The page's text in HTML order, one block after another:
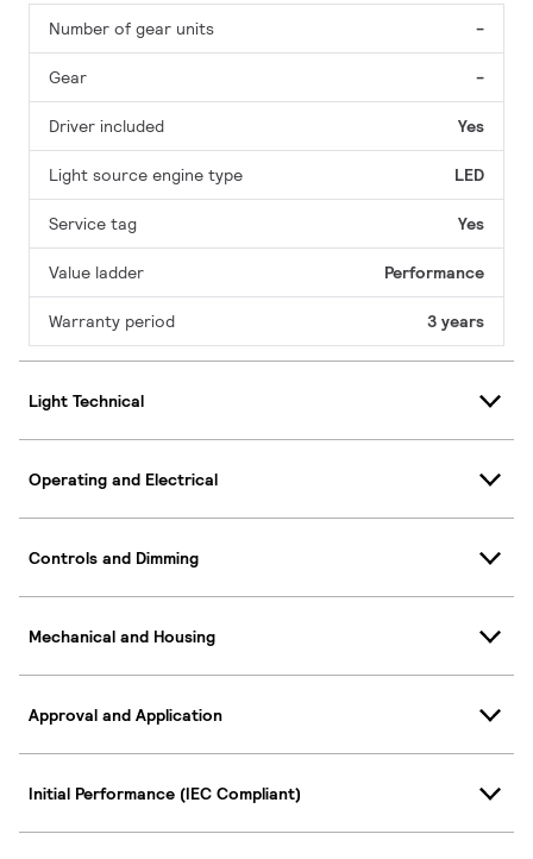
Number of gear units -
Gear -
Driver included Yes
Light source engine type LED
Service tag Yes
Value ladder Performance
Warranty period 3 years
Light Technical
Operating and Electrical
Controls and Dimming
Mechanical and Housing
Approval and Application
Initial Performance (IEC Compliant)